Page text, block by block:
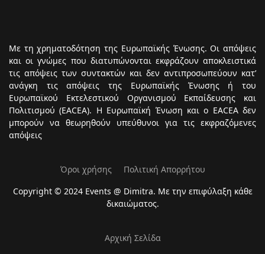
Με τη χρηματοδότηση της Ευρωπαϊκής Ένωσης. Οι απόψεις
και οι γνώμες που διατυπώνονται εκφράζουν αποκλειστικά
τις απόψεις των συντακτών και δεν αντιπροσωπεύουν κατ’
ανάγκη τις απόψεις της Ευρωπαϊκής Ένωσης ή του
Ευρωπαϊκού Εκτελεστικού Οργανισμού Εκπαίδευσης και
Πολιτισμού (EACEA). Η Ευρωπαϊκή Ένωση και ο EACEA δεν
μπορούν να θεωρηθούν υπεύθυνοι για τις εκφραζόμενες
απόψεις
Όροι χρήσης
Πολιτική Απορρήτου
Copyright © 2024 Events @ Dimitra. Με την επιφύλαξη κάθε
δικαιώματος.
Αρχική Σελίδα